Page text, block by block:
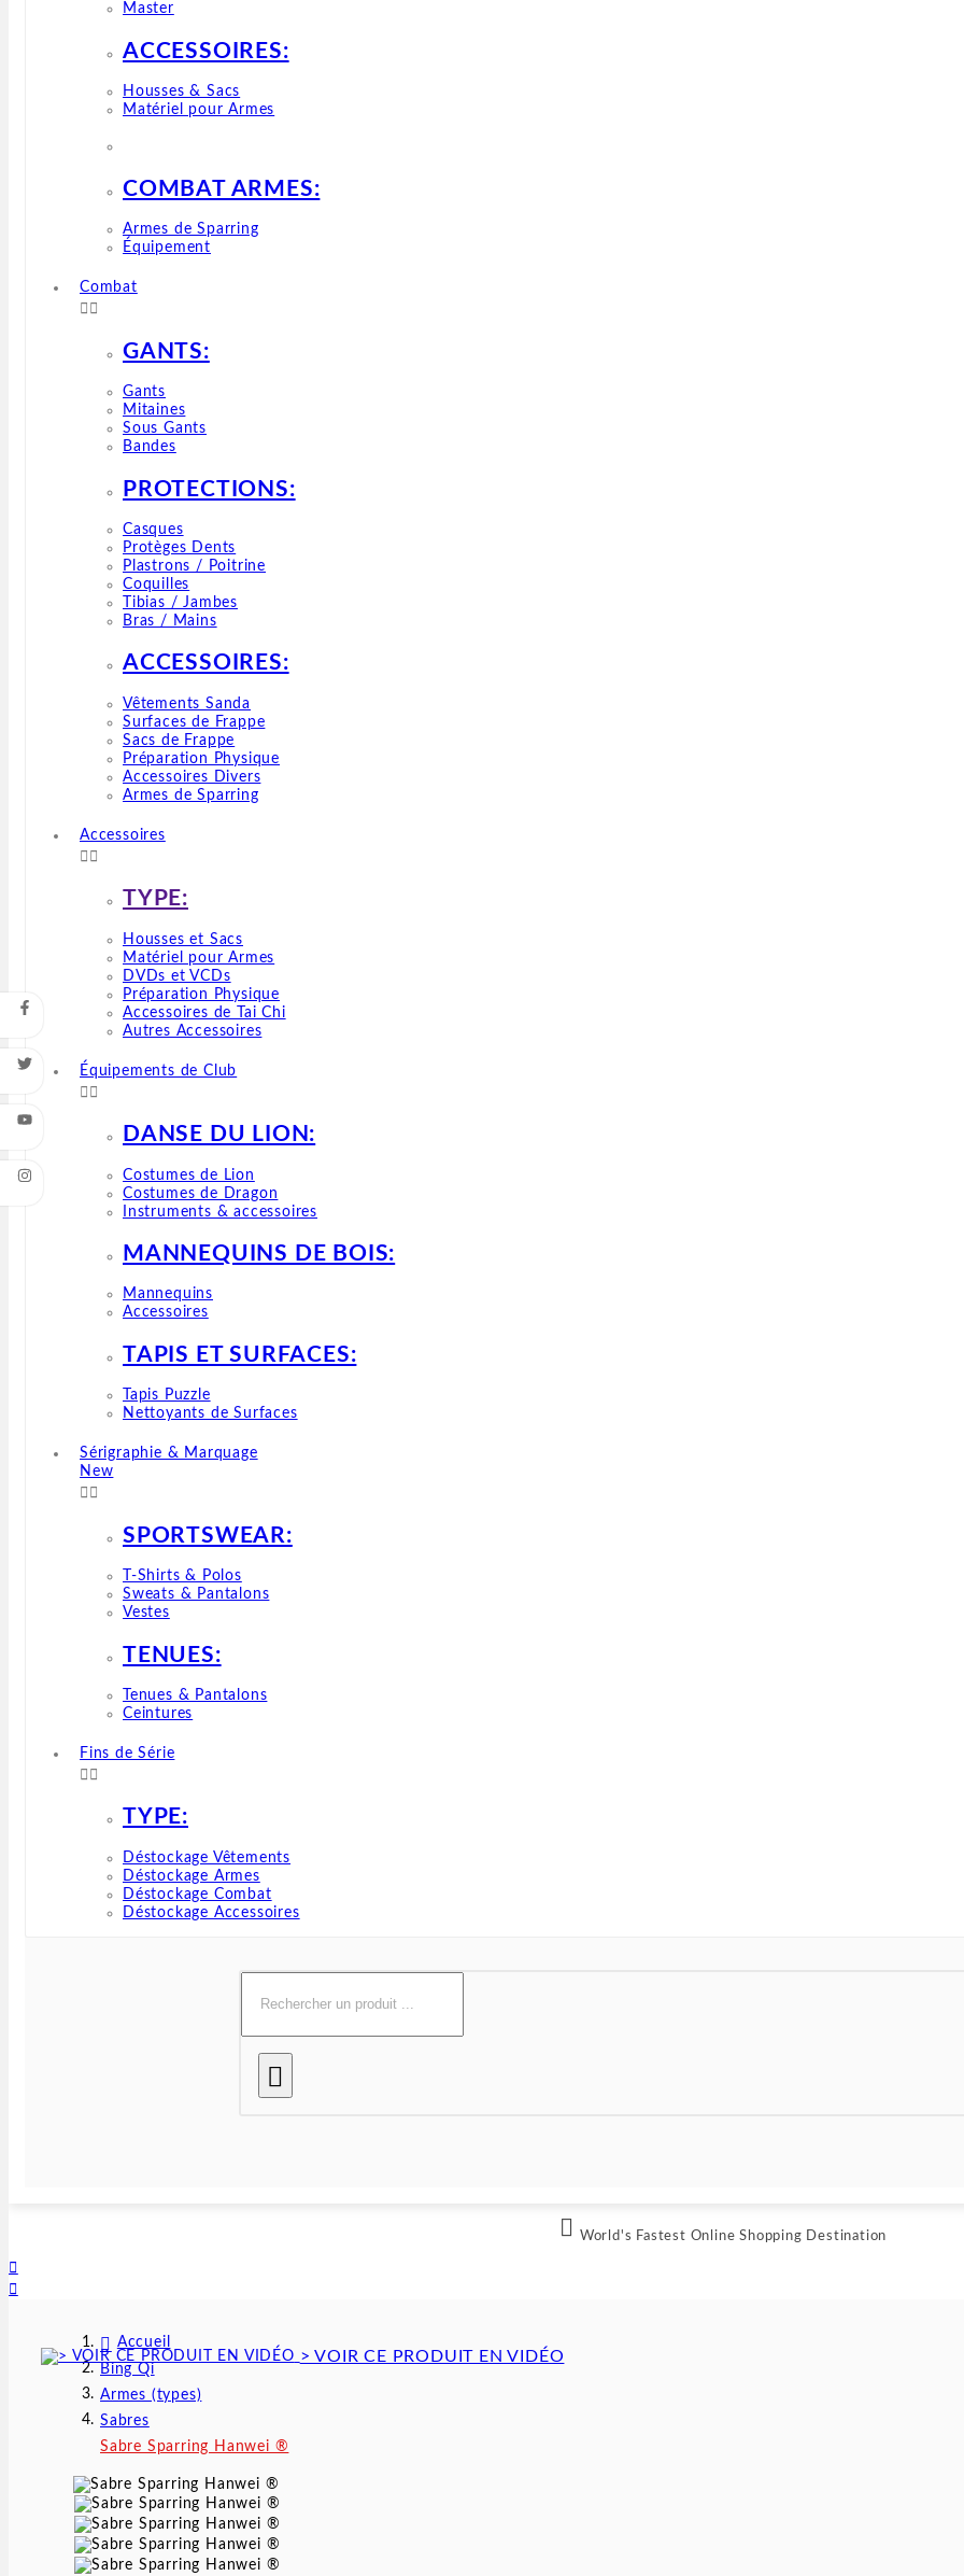
Master
ACCESSOIRES:
Housses & Sacs
Matériel pour Armes
COMBAT ARMES:
Armes de Sparring
Équipement
Combat
 
GANTS:
Gants
Mitaines
Sous Gants
Bandes
PROTECTIONS:
Casques
Protèges Dents
Plastrons / Poitrine
Coquilles
Tibias / Jambes
Bras / Mains
ACCESSOIRES:
Vêtements Sanda
Surfaces de Frappe
Sacs de Frappe
Préparation Physique
Accessoires Divers
Armes de Sparring
Accessoires
 
TYPE:
Housses et Sacs
Matériel pour Armes
DVDs et VCDs
Préparation Physique
Accessoires de Tai Chi
Autres Accessoires
Équipements de Club
 
DANSE DU LION:
Costumes de Lion
Costumes de Dragon
Instruments & accessoires
MANNEQUINS DE BOIS:
Mannequins
Accessoires
TAPIS ET SURFACES:
Tapis Puzzle
Nettoyants de Surfaces
Sérigraphie & Marquage
New
 
SPORTSWEAR:
T-Shirts & Polos
Sweats & Pantalons
Vestes
TENUES:
Tenues & Pantalons
Ceintures
Fins de Série
 
TYPE:
Déstockage Vêtements
Déstockage Armes
Déstockage Combat
Déstockage Accessoires

 World's Fastest Online Shopping Destination


Accueil
Bing Qi
Armes (types)
Sabres
Sabre Sparring Hanwei ®
> VOIR CE PRODUIT EN VIDÉO